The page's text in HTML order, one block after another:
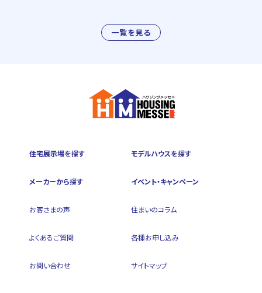
一覧を見る
住宅展示場を探す モデルハウスを探す
メーカーから探す イベント・キャンペーン
お客さまの声 住まいのコラム
よくあるご質問 各種お申し込み
お問い合わせ サイトマップ